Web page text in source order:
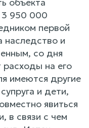
3 950 000
первой
наследство и
со дня
расходы на его
имеются другие
и дети,
явиться
в связи с чем